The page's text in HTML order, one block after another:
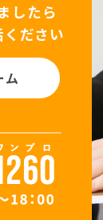
したら
ださい
ム